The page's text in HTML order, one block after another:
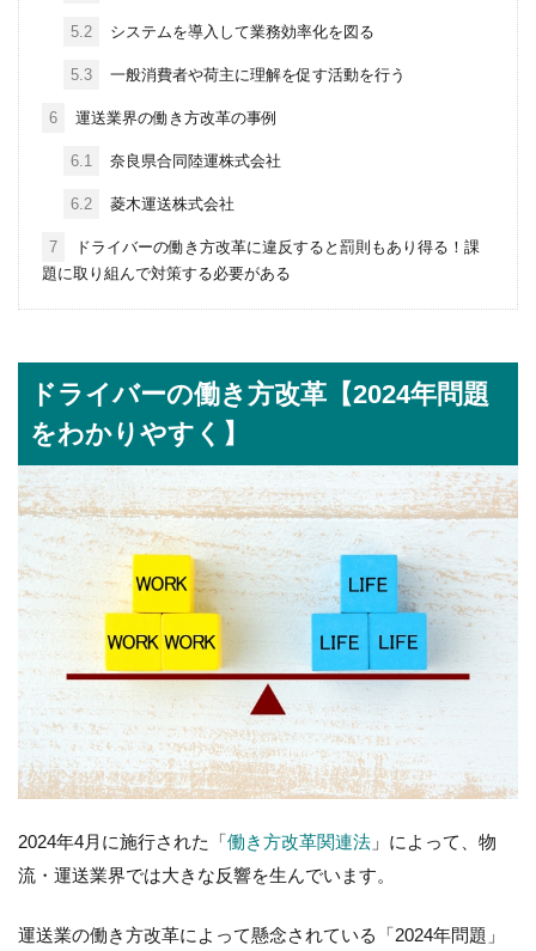
5.2 システムを導入して業務効率化を図る
5.3 一般消費者や荷主に理解を促す活動を行う
6 運送業界の働き方改革の事例
6.1 奈良県合同陸運株式会社
6.2 菱木運送株式会社
7
ドライバーの働き方改革に違反すると罰則もあり得る！課
題に取り組んで対策する必要がある
ドライバーの働き方改革【2024年問題
をわかりやすく】
2024年4月に施行された「働き方改革関連法 」によって、物
流・運送業界では大きな反響を生んでいます。
運送業の働き方改革によって懸念されている「2024年問題」